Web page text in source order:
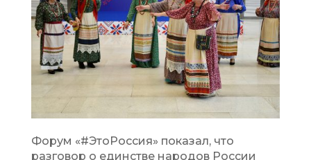
Форум «#ЭтоРоссия» показал, что
разговор о единстве народов России